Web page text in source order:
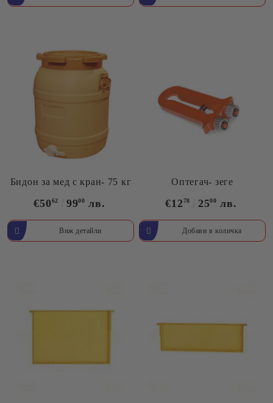
Бидон за мед с кран- 75 кг
€5062 9900 лв.
Виж детайли
Оптегач- зеге
€1278 2500 лв.